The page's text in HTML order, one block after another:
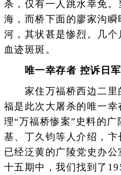
杀，仅有一人跳水幸免。
海，而桥下面的廖家沟瞬
河，其状甚是惨烈。几
血迹斑斑。
唯一幸存者 控诉日军
家住万福桥西边二里
福是此次大屠杀的唯一
理“万福桥惨案”史料的
基、丁久钧等人介绍，
已经泛黄的广陵党史办
十五期中，我们找到了